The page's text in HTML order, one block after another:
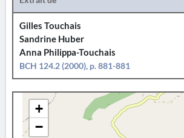
Gilles Touchais
Sandrine Huber
Anna Philippa-Touchais
BCH 124.2 (2000), p. 881-881
+
−